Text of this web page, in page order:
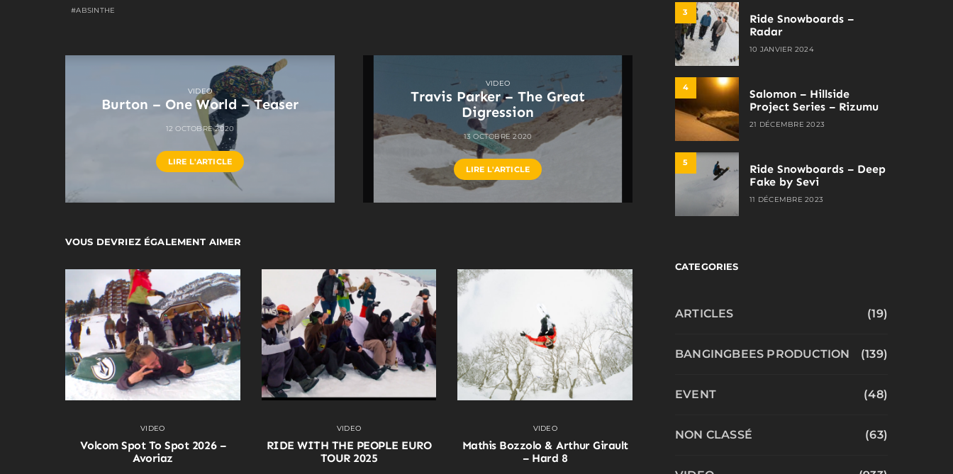
ABSINTHE
VIDEO
Burton – One World – Teaser
12 OCTOBRE 2020
LIRE L'ARTICLE
VIDEO
Travis Parker – The Great
Digression
13 OCTOBRE 2020
LIRE L'ARTICLE
VOUS DEVRIEZ ÉGALEMENT AIMER
VIDEO
Volcom Spot To Spot 2026 –
Avoriaz
VIDEO
RIDE WITH THE PEOPLE EURO
TOUR 2025
VIDEO
Mathis Bozzolo & Arthur Girault
– Hard 8
3
Ride Snowboards –
Radar
10 JANVIER 2024
4
Salomon – Hillside
Project Series – Rizumu
21 DÉCEMBRE 2023
5
Ride Snowboards – Deep
Fake by Sevi
11 DÉCEMBRE 2023
CATEGORIES
ARTICLES (19)
BANGINGBEES PRODUCTION (139)
EVENT (48)
NON CLASSÉ (63)